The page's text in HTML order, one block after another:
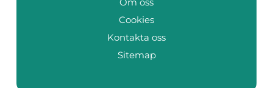
Cookies
Kontakta oss
Sitemap